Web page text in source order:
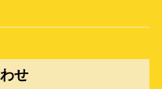
せ